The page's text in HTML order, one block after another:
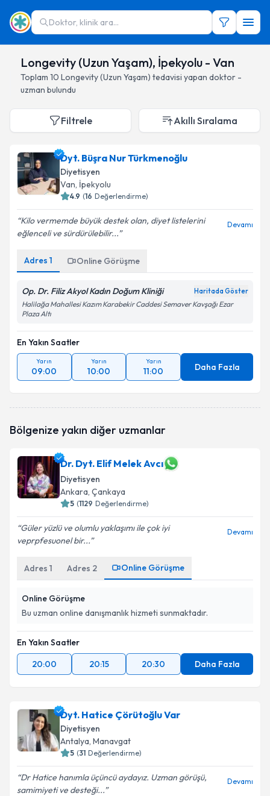
Doktor, klinik ara...
Longevity (Uzun Yaşam), İpekyolu - Van
Toplam 10 Longevity (Uzun Yaşam) tedavisi yapan doktor -
uzman bulundu
Filtrele Akıllı Sıralama
Dyt. Büşra Nur Türkmenoğlu
Diyetisyen
Van, İpekyolu
4.9 (16 Değerlendirme)
Kilo vermemde büyük destek olan, diyet listelerini
eğlenceli ve sürdürülebilir...
Devamı
Adres 1 Online Görüşme
Op. Dr. Filiz Akyol Kadın Doğum Kliniği Haritada Göster
Halilağa Mahallesi Kazım Karabekir Caddesi Semaver Kavşağı Ezar
Plaza Altı
En Yakın Saatler
Yarın
09:00
Yarın
10:00
Yarın
11:00 Daha Fazla
Bölgenize yakın diğer uzmanlar
Dr. Dyt. Elif Melek Avcı
Diyetisyen
Ankara, Çankaya
5 (1129 Değerlendirme)
Güler yüzlü ve olumlu yaklaşımı ile çok iyi
veprpfesuonel bir...
Devamı
Adres 1 Adres 2 Online Görüşme
Online Görüşme
Bu uzman online danışmanlık hizmeti sunmaktadır.
En Yakın Saatler
20:00
20:15 20:30 Daha Fazla
Dyt. Hatice Çörütoğlu Var
Diyetisyen
Antalya, Manavgat
5 (31 Değerlendirme)
Dr Hatice hanımla üçüncü aydayız. Uzman görüşü,
samimiyeti ve desteği...
Devamı